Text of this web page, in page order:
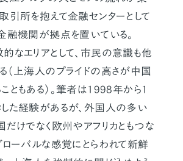
引所を抱えて金融センターとして
融機関が拠点を置いている。
なエリアとして、市民の意識も他
（上海人のプライドの高さが中国
ともある）。筆者は1998年から1
た経験があるが、外国人の多い
だけでなく欧州やアフリカともつな
ローバルな感覚にとらわれて新鮮